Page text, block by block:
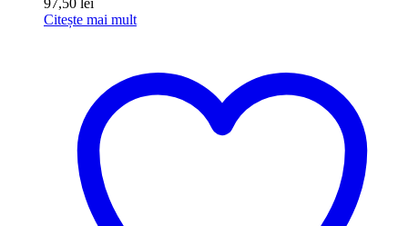
Citește mai mult